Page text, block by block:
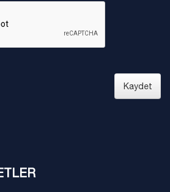
Kaydet